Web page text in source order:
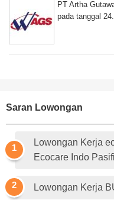
PT Artha
pada tanggal 24...
Saran Lowongan
Lowongan Kerja
Ecocare Indo
Lowongan Kerja